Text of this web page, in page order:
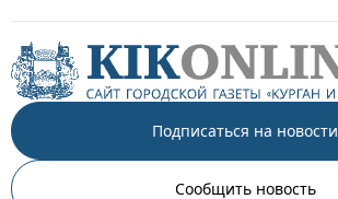
Подписаться на новости
Сообщить новость